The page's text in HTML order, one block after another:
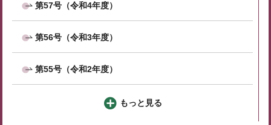
第57号（令和4年度）
第56号（令和3年度）
第55号（令和2年度）
もっと見る